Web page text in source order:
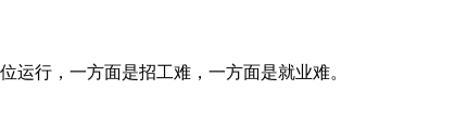
运行，一方面是招工难，一方面是就业难。